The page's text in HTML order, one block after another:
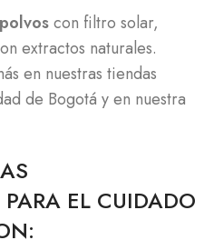
polvoscon filtro solar,
extractos naturales.
en nuestras tiendas
de Bogotá y en nuestra
EL CUIDADO